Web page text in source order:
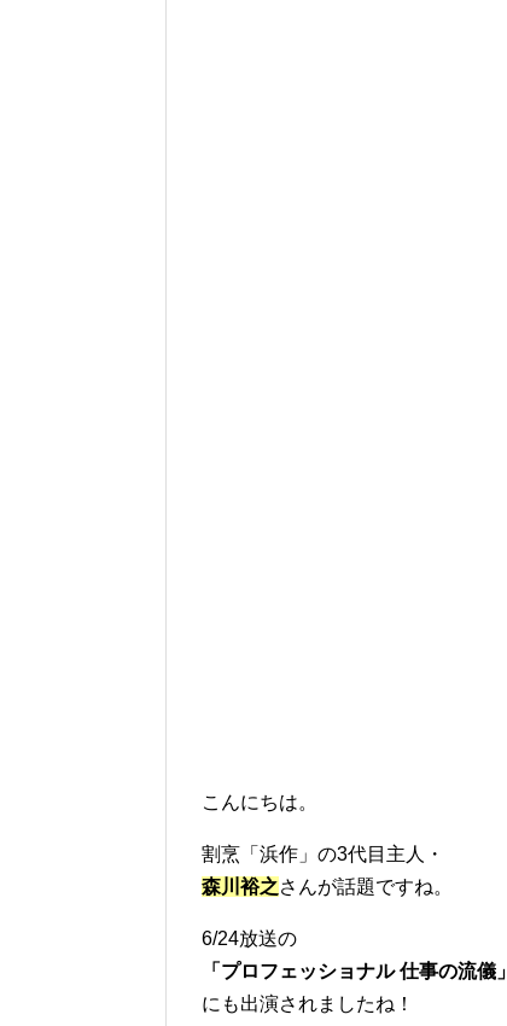
こんにちは。
割烹「浜作」の3代目主人・
森川裕之さんが話題ですね。
6/24放送の
「プロフェッショナル 仕事の流儀」
にも出演されましたね！